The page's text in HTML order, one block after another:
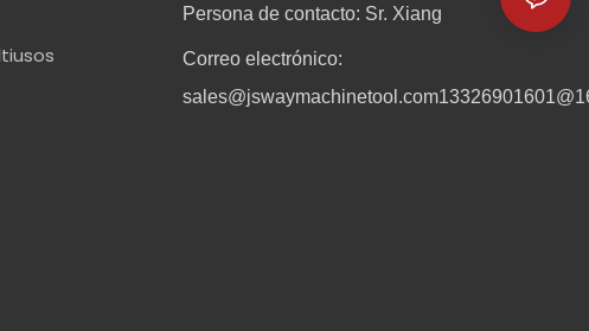
Persona de contacto: Sr. Xiang
Correo electrónico:
sales@jswaymachinetool.com